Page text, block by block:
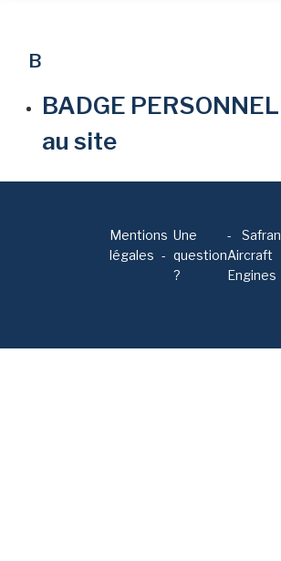
B
BADGE
au site
Mentions
légales
Une
question
?
-
Safran
Aircraft
Engines